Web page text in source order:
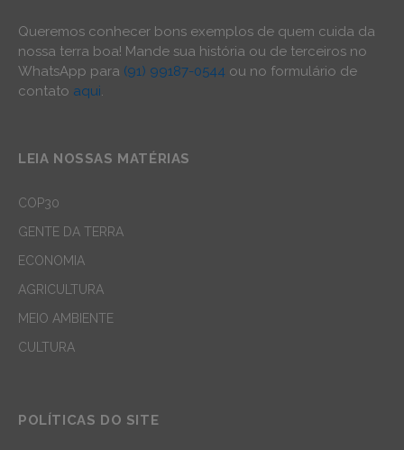
Queremos conhecer bons exemplos de quem cuida da
nossa terra boa! Mande sua história ou de terceiros no
WhatsApp para (91) 99187-0544 ou no formulário de
contato aqui.
LEIA NOSSAS MATÉRIAS
COP30
GENTE DA TERRA
ECONOMIA
AGRICULTURA
MEIO AMBIENTE
CULTURA
POLÍTICAS DO SITE